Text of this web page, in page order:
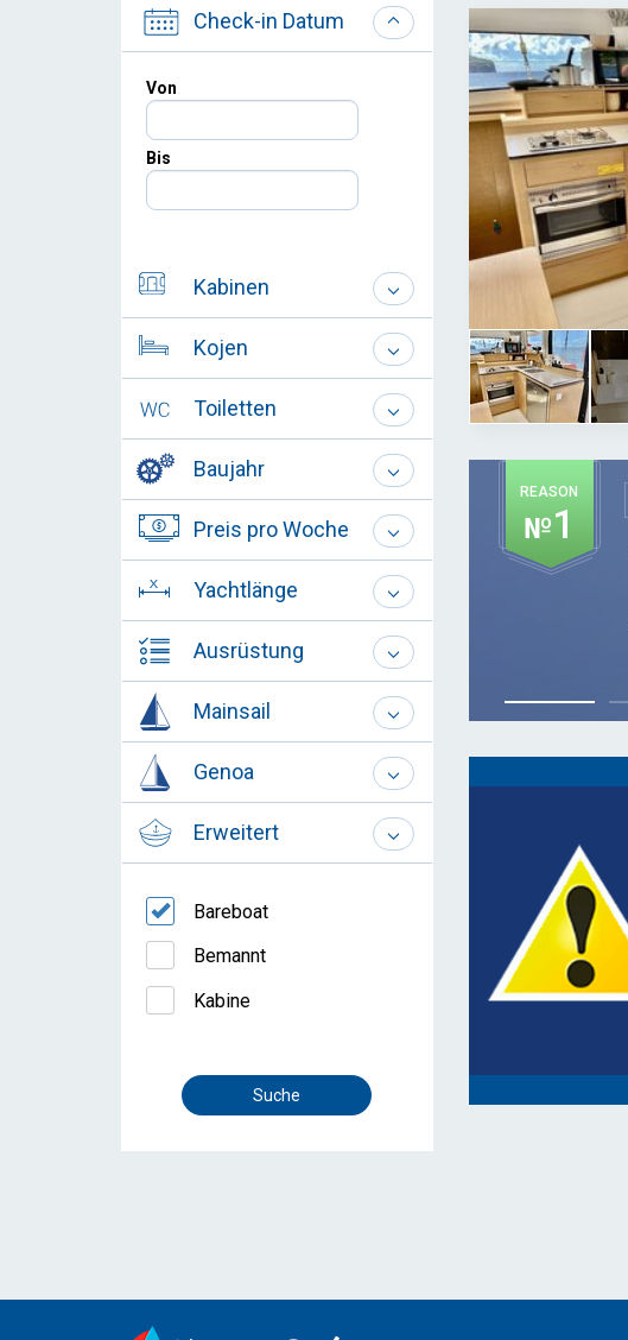
Check-in Datum
Von
Bis
Kabinen
Kojen
Toiletten
Baujahr
Preis pro Woche
Yachtlänge
Ausrüstung
Mainsail
Genoa
Erweitert
Bareboat
Bemannt
Kabine
REASON
№1